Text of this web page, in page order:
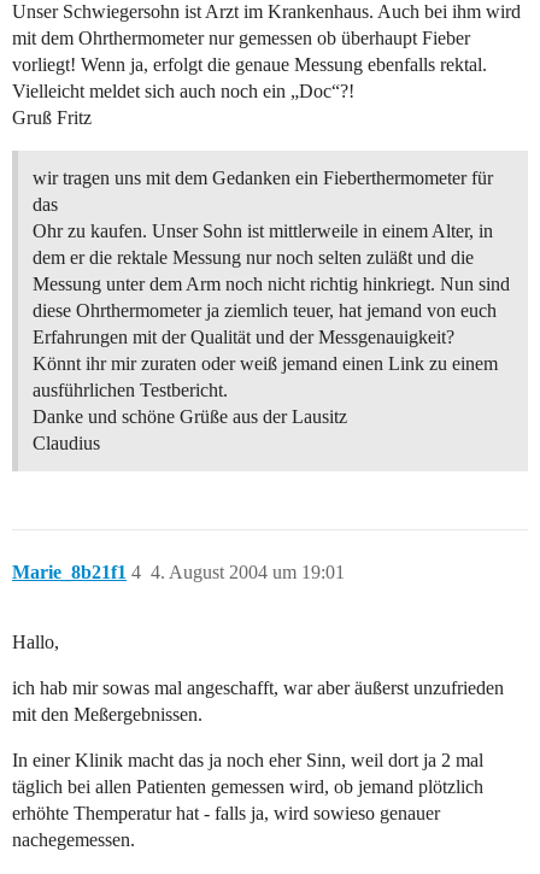
Unser Schwiegersohn ist Arzt im Krankenhaus. Auch bei ihm wird
mit dem Ohrthermometer nur gemessen ob überhaupt Fieber
vorliegt! Wenn ja, erfolgt die genaue Messung ebenfalls rektal.
Vielleicht meldet sich auch noch ein „Doc“?!
Gruß Fritz
wir tragen uns mit dem Gedanken ein Fieberthermometer für
das
Ohr zu kaufen. Unser Sohn ist mittlerweile in einem Alter, in
dem er die rektale Messung nur noch selten zuläßt und die
Messung unter dem Arm noch nicht richtig hinkriegt. Nun sind
diese Ohrthermometer ja ziemlich teuer, hat jemand von euch
Erfahrungen mit der Qualität und der Messgenauigkeit?
Könnt ihr mir zuraten oder weiß jemand einen Link zu einem
ausführlichen Testbericht.
Danke und schöne Grüße aus der Lausitz
Claudius
Marie_8b21f1 4. August 2004 um 19:01
4
Hallo,
ich hab mir sowas mal angeschafft, war aber äußerst unzufrieden
mit den Meßergebnissen.
In einer Klinik macht das ja noch eher Sinn, weil dort ja 2 mal
täglich bei allen Patienten gemessen wird, ob jemand plötzlich
erhöhte Themperatur hat - falls ja, wird sowieso genauer
nachegemessen.